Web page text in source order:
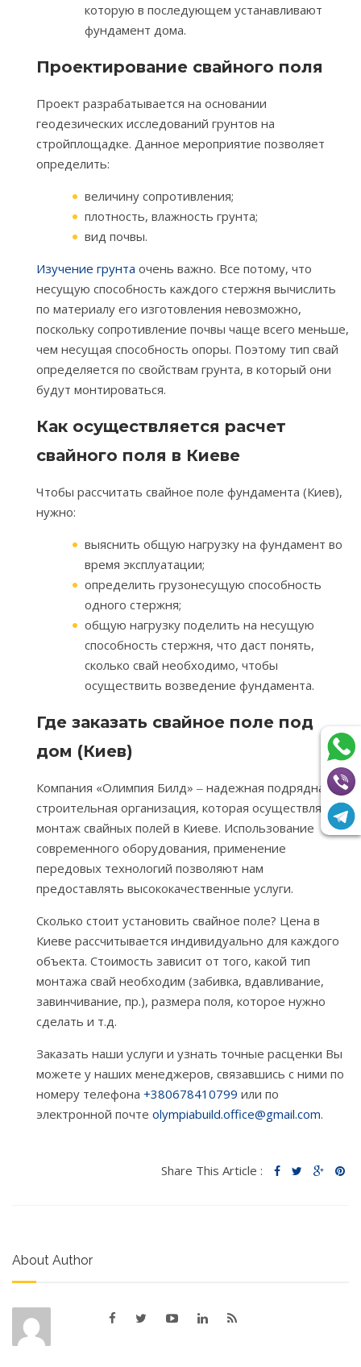
которую в последующем устанавливают
фундамент дома.
Проектирование свайного поля
Проект разрабатывается на основании
геодезических исследований грунтов на
стройплощадке. Данное мероприятие позволяет
определить:
величину сопротивления;
плотность, влажность грунта;
вид почвы.
Изучение грунта очень важно. Все потому, что
несущую способность каждого стержня вычислить
по материалу его изготовления невозможно,
поскольку сопротивление почвы чаще всего меньше,
чем несущая способность опоры. Поэтому тип свай
определяется по свойствам грунта, в который они
будут монтироваться.
Как осуществляется расчет
свайного поля в Киеве
Чтобы рассчитать свайное поле фундамента (Киев),
нужно:
выяснить общую нагрузку на фундамент во
время эксплуатации;
определить грузонесущую способность
одного стержня;
общую нагрузку поделить на несущую
способность стержня, что даст понять,
сколько свай необходимо, чтобы
осуществить возведение фундамента.
Где заказать свайное поле под
дом (Киев)
Компания «Олимпия Билд» ‒ надежная подрядная
строительная организация, которая осуществляет
монтаж свайных полей в Киеве. Использование
современного оборудования, применение
передовых технологий позволяют нам
предоставлять высококачественные услуги.
Сколько стоит установить свайное поле? Цена в
Киеве рассчитывается индивидуально для каждого
объекта. Стоимость зависит от того, какой тип
монтажа свай необходим (забивка, вдавливание,
завинчивание, пр.), размера поля, которое нужно
сделать и т.д.
Заказать наши услуги и узнать точные расценки Вы
можете у наших менеджеров, связавшись с ними по
номеру телефона +380678410799 или по
электронной почте olympiabuild.office@gmail.com.
Share This Article :
About Author